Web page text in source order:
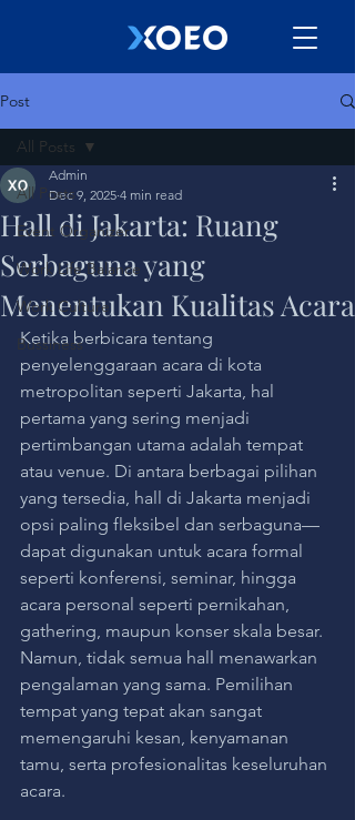
Post
All Posts
Event Organizer
Work Life Balance
Work Culture
Bussiness
All Posts
Hall di Jakarta: Ruang
Serbaguna yang
Menentukan Kualitas Acara
Admin
Dec 9, 2025 4 min read
Ketika berbicara tentang
penyelenggaraan acara di kota
metropolitan seperti Jakarta, hal
pertama yang sering menjadi
pertimbangan utama adalah tempat
atau venue. Di antara berbagai pilihan
yang tersedia, hall di Jakarta menjadi
opsi paling fleksibel dan serbaguna—
dapat digunakan untuk acara formal
seperti konferensi, seminar, hingga
acara personal seperti pernikahan,
gathering, maupun konser skala besar.
Namun, tidak semua hall menawarkan
pengalaman yang sama. Pemilihan
tempat yang tepat akan sangat
memengaruhi kesan, kenyamanan
tamu, serta profesionalitas keseluruhan
acara.